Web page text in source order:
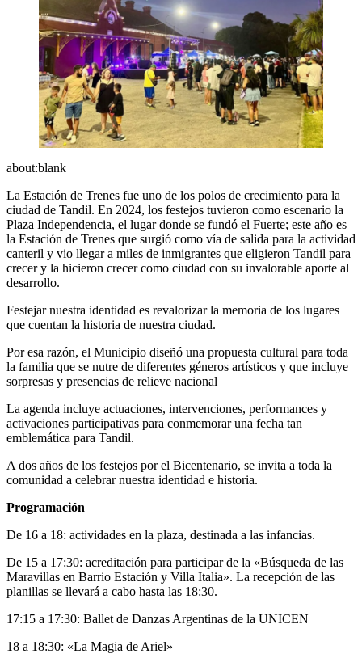
about:blank
La Estación de Trenes fue uno de los polos de crecimiento para la
ciudad de Tandil. En 2024, los festejos tuvieron como escenario la
Plaza Independencia, el lugar donde se fundó el Fuerte; este año es
la Estación de Trenes que surgió como vía de salida para la actividad
canteril y vio llegar a miles de inmigrantes que eligieron Tandil para
crecer y la hicieron crecer como ciudad con su invalorable aporte al
desarrollo.
Festejar nuestra identidad es revalorizar la memoria de los lugares
que cuentan la historia de nuestra ciudad.
Por esa razón, el Municipio diseñó una propuesta cultural para toda
la familia que se nutre de diferentes géneros artísticos y que incluye
sorpresas y presencias de relieve nacional
La agenda incluye actuaciones, intervenciones, performances y
activaciones participativas para conmemorar una fecha tan
emblemática para Tandil.
A dos años de los festejos por el Bicentenario, se invita a toda la
comunidad a celebrar nuestra identidad e historia.
Programación
De 16 a 18: actividades en la plaza, destinada a las infancias.
De 15 a 17:30: acreditación para participar de la «Búsqueda de las
Maravillas en Barrio Estación y Villa Italia». La recepción de las
planillas se llevará a cabo hasta las 18:30.
17:15 a 17:30: Ballet de Danzas Argentinas de la UNICEN
18 a 18:30: «La Magia de Ariel»